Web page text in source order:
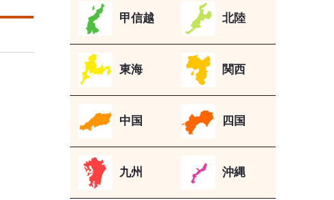
甲信越 北陸
東海 関西
中国 四国
九州 沖縄